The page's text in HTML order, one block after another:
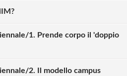
1. Prende corpo il 'doppio
2. Il modello campus
commentare!